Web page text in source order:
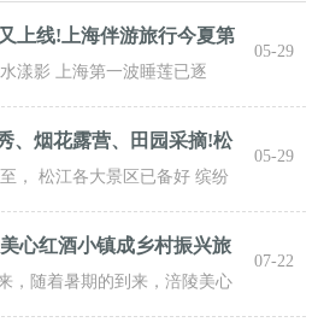
上线!上海伴游旅行今夏第
漾影 上海第一波睡莲已逐
嫣红的花朵浮于水面 趁花期正
05-29
、烟花露营、田园采摘!松
， 松江各大景区已备好 缤纷
， 从主题乐土到田园乡野，
05-29
心红酒小镇成乡村振兴旅
，随着暑期的到来，涪陵美心
大批游客前来打卡，
07-22